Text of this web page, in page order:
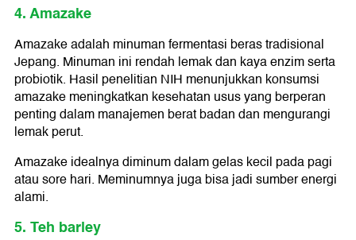
4. Amazake
Amazake adalah minuman fermentasi beras tradisional
Jepang. Minuman ini rendah lemak dan kaya enzim serta
probiotik. Hasil penelitian NIH menunjukkan konsumsi
amazake meningkatkan kesehatan usus yang berperan
penting dalam manajemen berat badan dan mengurangi
lemak perut.
Amazake idealnya diminum dalam gelas kecil pada pagi
atau sore hari. Meminumnya juga bisa jadi sumber energi
alami.
5. Teh barley